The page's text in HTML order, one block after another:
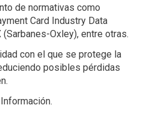
de normativas como
Card Industry Data
(Sarbanes-Oxley), entre otras.
con el que se protege la
posibles pérdidas